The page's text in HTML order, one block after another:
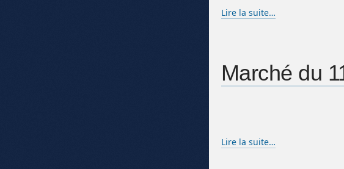
Lire la suite…
Marché du
Lire la suite…